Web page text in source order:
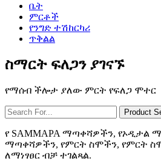
ቤት
ምርቶች
የንግድ ተሽከርካሪ
ጥቅልል
ስማርት ፍለጋን ያገናኙ
የማሰብ ችሎታ ያለው ምርት የፍለጋ ሞተር
የ SAMMAPA ማጣቀሻዎችን, የኦዲታል
ማጣቀሻዎችን, የምርት ስሞችን, የምርት
ለማነፃፀር ብቻ ተገልጻል.